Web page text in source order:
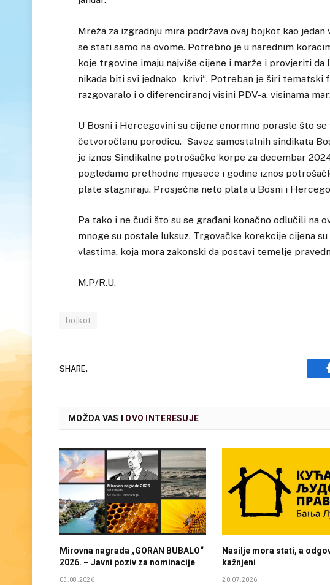
Mreža za izgradnju mira podržava ovaj bojkot kao
se stati samo na ovome. Potrebno je u narednim
koje trgovine imaju najviše cijene i marže i provjeriti da
nikada biti svi jednako „krivi“. Potreban je širi tematski
razgovaralo i o diferenciranoj visini PDV-a, visinama
U Bosni i Hercegovini su cijene enormno porasle što
četvoročlanu porodicu. Savez samostalnih sindikata
je iznos Sindikalne potrošačke korpe za decembar
pogledamo prethodne mjesece i godine iznos
plate stagniraju. Prosječna neto plata u Bosni i
Pa tako i ne čudi što su se građani konačno odlučili na
mnoge su postale luksuz. Trgovačke korekcije cijena
vlastima, koja mora zakonski da postavi temelje
M.P/R.U.
bojkot
SHARE.
MOŽDA VAS I OVO INTERESUJE
Mirovna nagrada „GORAN BUBALO“
2026. – Javni poziv za nominacije
03.08.2026
Nasilje mora stati, a
kažnjeni
20.07.2026